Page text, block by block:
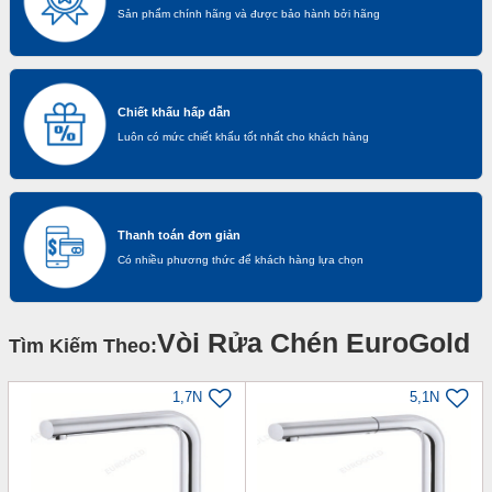
Sản phẩm chính hãng và được bảo hành bởi hãng
Chiết khấu hấp dẫn
Luôn có mức chiết khấu tốt nhất cho khách hàng
Thanh toán đơn giản
Có nhiều phương thức để khách hàng lựa chọn
Tìm Kiếm Theo:Vòi Rửa Chén EuroGold
1,7N 5,1N